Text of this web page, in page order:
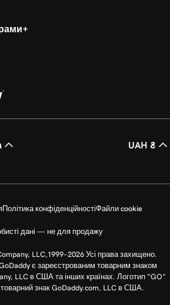
UAH ₴
Політика конфіденційностіФайли cookie
дані — не для продажу
LLC,1999–2026 Усі права захищено.
є зареєстрованим товарним знаком
LLC в США та інших країнах. Логотип "GO"
знак GoDaddy.com, LLC в США.